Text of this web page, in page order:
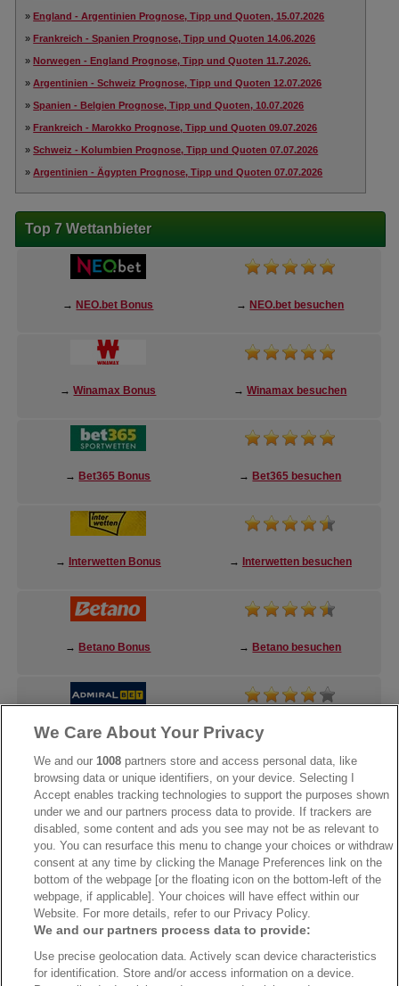
»England - Argentinien Prognose, Tipp und Quoten, 15.07.2026
»Frankreich - Spanien Prognose, Tipp und Quoten 14.06.2026
»Norwegen - England Prognose, Tipp und Quoten 11.7.2026.
»Argentinien - Schweiz Prognose, Tipp und Quoten 12.07.2026
»Spanien - Belgien Prognose, Tipp und Quoten, 10.07.2026
»Frankreich - Marokko Prognose, Tipp und Quoten 09.07.2026
»Schweiz - Kolumbien Prognose, Tipp und Quoten 07.07.2026
»Argentinien - Ägypten Prognose, Tipp und Quoten 07.07.2026
Top 7 Wettanbieter
→ NEO.bet Bonus → NEO.bet besuchen
→Winamax Bonus →Winamax besuchen
→ Bet365 Bonus → Bet365 besuchen
→ Interwetten Bonus → Interwetten besuchen
→ Betano Bonus → Betano besuchen
→AdmiralBet Bonus →AdmiralBet besuchen
→Bwin Bonus →Bwin besuchen
We Care About Your Privacy
We and our1008 partners store and access personal data, like
browsing data or unique identifiers, on your device. Selecting I
Accept enables tracking technologies to support the purposes shown
under we and our partners process data to provide. If trackers are
disabled, some content and ads you see may not be as relevant to
you. You can resurface this menu to change your choices or withdraw
consent at any time by clicking the Manage Preferences link on the
bottom of the webpage [or the floating icon on the bottom-left of the
webpage, if applicable]. Your choices will have effect within our
Website. For more details, refer to our Privacy Policy.
We and our partners process data to provide:
Use precise geolocation data. Actively scan device characteristics
for identification. Store and/or access information on a device.